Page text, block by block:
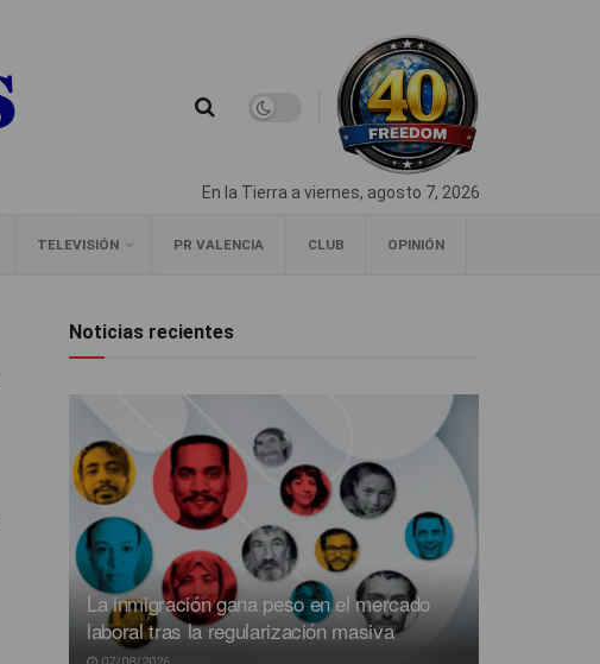
En la Tierra a viernes, agosto 7, 2026
TELEVISIÓN PR VALENCIA CLUB OPINIÓN
Noticias recientes
La inmigración gana peso en el mercado
laboral tras la regularización masiva